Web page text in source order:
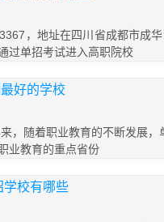
，地址在四川省成都市成华
过单招考试进入高职院校
好的学校
，随着职业教育的不断发展，
业教育的重点省份
学校有哪些